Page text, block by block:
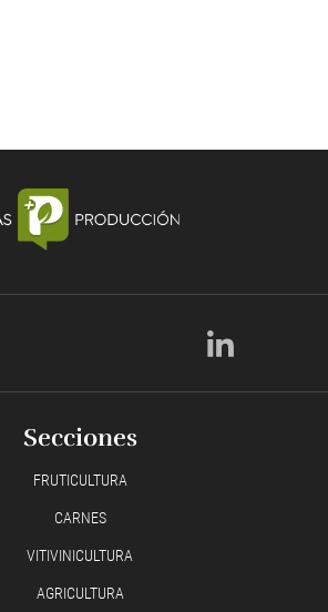
Secciones
FRUTICULTURA
CARNES
VITIVINICULTURA
AGRICULTURA